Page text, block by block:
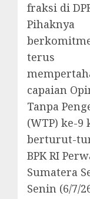
fraksi di
Pihaknya
terus
capaian
Tanpa
(WTP) ke-9
berturut-
BPK RI
Sumatera
Senin (6/7/